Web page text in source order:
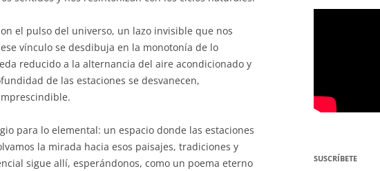
TRABAJAR EL LIDERAZGO
TUS RASGOS DE LIDERAZGO
el pulso del universo, un lazo invisible que nos
vínculo se desdibuja en la monotonía de lo
reducido a la alternancia del aire acondicionado y
de las estaciones se desvanecen,
para lo elemental: un espacio donde las estaciones
la mirada hacia esos paisajes, tradiciones y
sigue allí, esperándonos, como un poema eterno
SUSCRÍBETE